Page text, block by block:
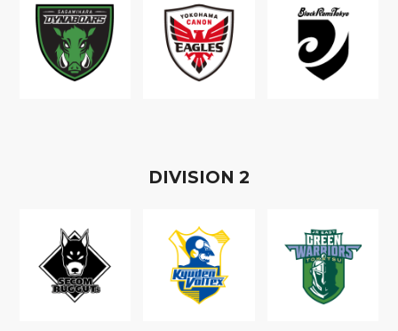
DIVISION 2